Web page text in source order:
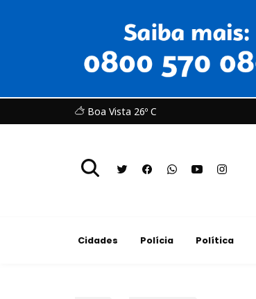
Boa Vista 26º C
Cidades Polícia Política